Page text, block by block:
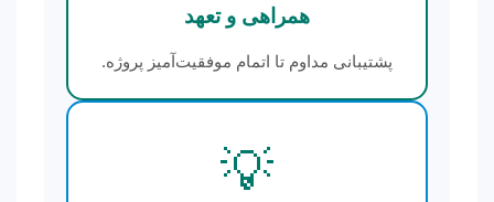
همراهی و تعهد
پشتیبانی مداوم تا اتمام موفقیت‌آمیز پروژه.
💡